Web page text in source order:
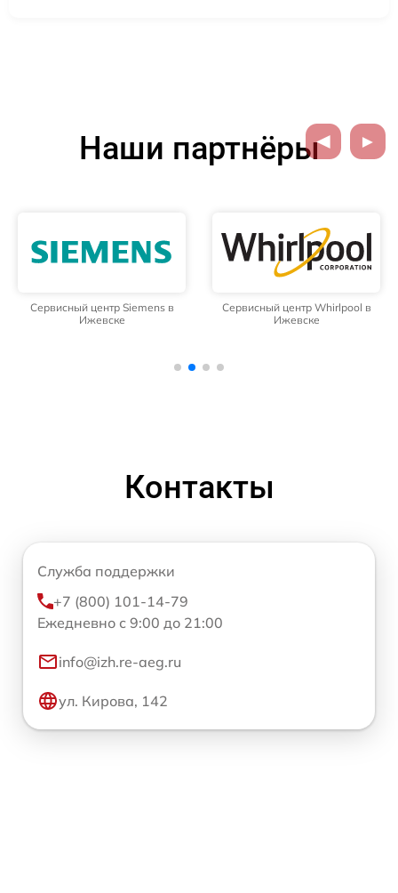
Наши партнёры
Сервисный центр Siemens в
Ижевске
Сервисный центр Whirlpool в
Ижевске
Контакты
Служба поддержки
+7 (800) 101-14-79
Ежедневно с 9:00 до 21:00
info@izh.re-aeg.ru
ул. Кирова, 142